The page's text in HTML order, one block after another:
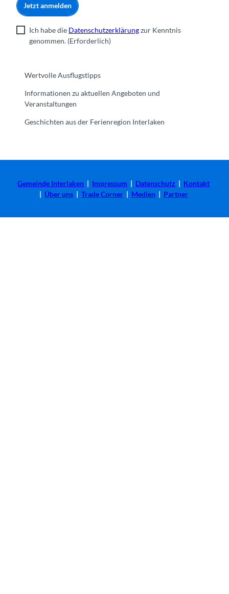
Jetzt anmelden
Ich habe die Datenschutzerklärungzur Kenntnis
genommen. (Erforderlich)
Wertvolle Ausflugstipps
Informationen zu aktuellen Angeboten und
Veranstaltungen
Geschichten aus der Ferienregion Interlaken
Gemeinde Interlaken | Impressum | Datenschutz | Kontakt
| Über uns| Trade Corner| Medien | Partner